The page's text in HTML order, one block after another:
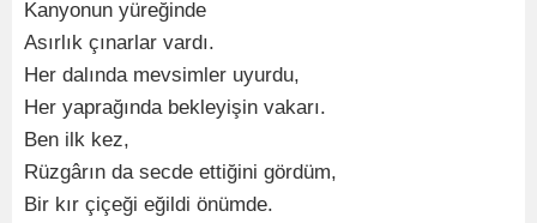
Kanyonun yüreğinde
Asırlık çınarlar vardı.
Her dalında mevsimler uyurdu,
Her yaprağında bekleyişin vakarı.
Ben ilk kez,
Rüzgârın da secde ettiğini gördüm,
Bir kır çiçeği eğildi önümde.